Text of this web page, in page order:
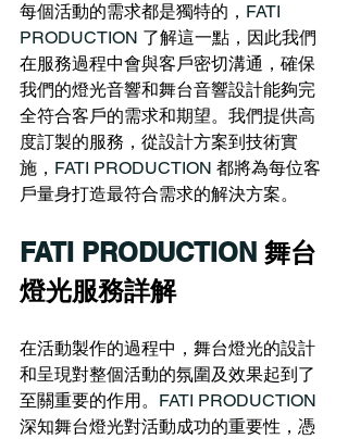
每個活動的需求都是獨特的， FATI
PRODUCTION 了解這一點，因此我們
在服務過程中會與客戶密切溝通，確保
我們的燈光音響和舞台音響設計能夠完
全符合客戶的需求和期望。我們提供高
度訂製的服務，從設計方案到技術實
施， FATI PRODUCTION 都將為每位客
戶量身打造最符合需求的解決方案。
FATI PRODUCTION 舞台
燈光服務詳解
在活動製作的過程中，舞台燈光的設計
和呈現對整個活動的氛圍及效果起到了
至關重要的作用。 FATI PRODUCTION
深知舞台燈光對活動成功的重要性，憑